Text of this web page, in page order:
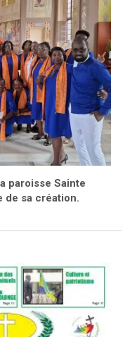
paroisse Sainte
de sa création.